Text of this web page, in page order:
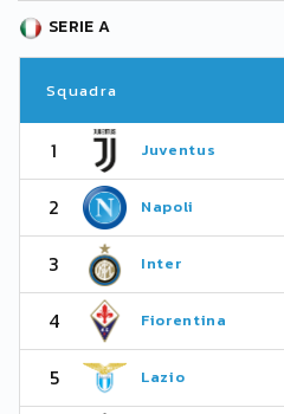
SERIE A
Squadra
1 Juventus
2 Napoli
3 Inter
4 Fiorentina
5 Lazio